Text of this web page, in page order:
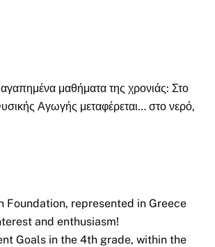
μαθήματα της χρονιάς: Στο
Αγωγής μεταφέρεται… στο νερό,
Foundation, represented in Greece
and enthusiasm!
Goals in the 4th grade, within the